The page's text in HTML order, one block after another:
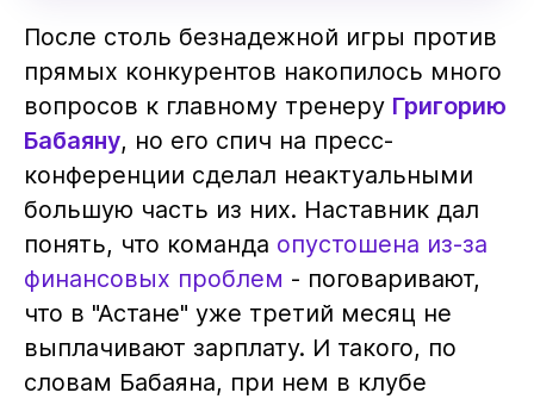
После столь безнадежной игры против
прямых конкурентов накопилось много
вопросов к главному тренеру Григорию
Бабаяну, но его спич на пресс-
конференции сделал неактуальными
большую часть из них. Наставник дал
понять, что команда опустошена из-за
финансовых проблем - поговаривают,
что в "Астане" уже третий месяц не
выплачивают зарплату. И такого, по
словам Бабаяна, при нем в клубе